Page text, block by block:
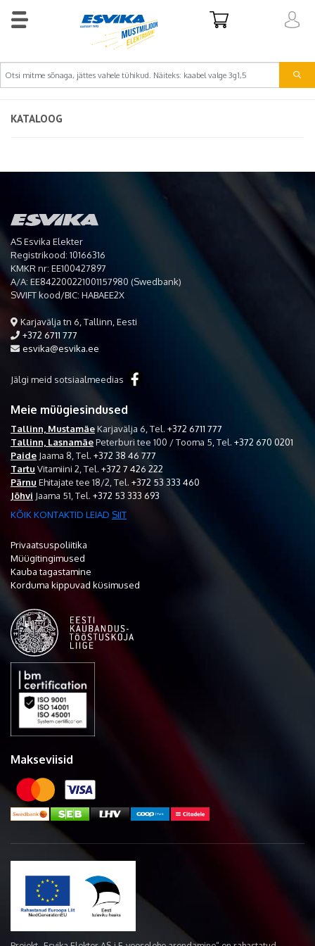
KATALOOG
AS Esvika Elekter
Registrikood: 10166316
KMKR nr: EE100427897
A/A: EE842200221001157980 (Swedbank)
SWIFT kood/BIC: HABAEE2X
Karjavälja tn 6, Tallinn, Eesti
+372 6711 777
esvika@esvika.ee
Jälgi meid sotsiaalmeedias
Meie müügiesindused
Tallinn, MustamäeKarjavälja 6, Tel. +372 6711 777
Tallinn, LasnamäePeterburi tee 100 / Tooma 5, Tel. +372 670 0201
Paide Jaama 8, Tel. +372 38 46 777
Tartu Vitamiini 2, Tel. +372 7 426 222
Pärnu Ehitajate tee 18/2, Tel. +372 53 333 460
Jõhvi Jaama 51, Tel. +372 53 333 693
KÕIK KONTAKTID LEIAD SIIT
Privaatsuspoliitika
Müügitingimused
Kauba tagastamine
Korduma kippuvad küsimused
Makseviisid